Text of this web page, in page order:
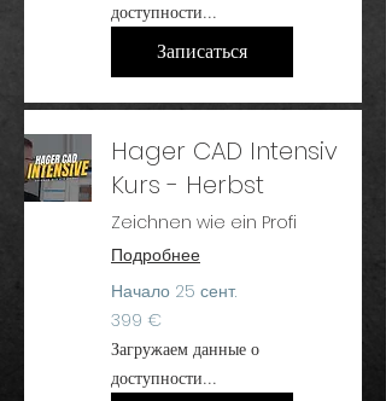
доступности...
Записаться
Hager CAD Intensiv
Kurs - Herbst
Zeichnen wie ein Profi
Подробнее
Начало 25 сент.
399
евро
399 €
Загружаем данные о
доступности...